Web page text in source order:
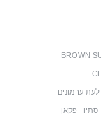
BROWN
ערמונים
סתיו פקאן